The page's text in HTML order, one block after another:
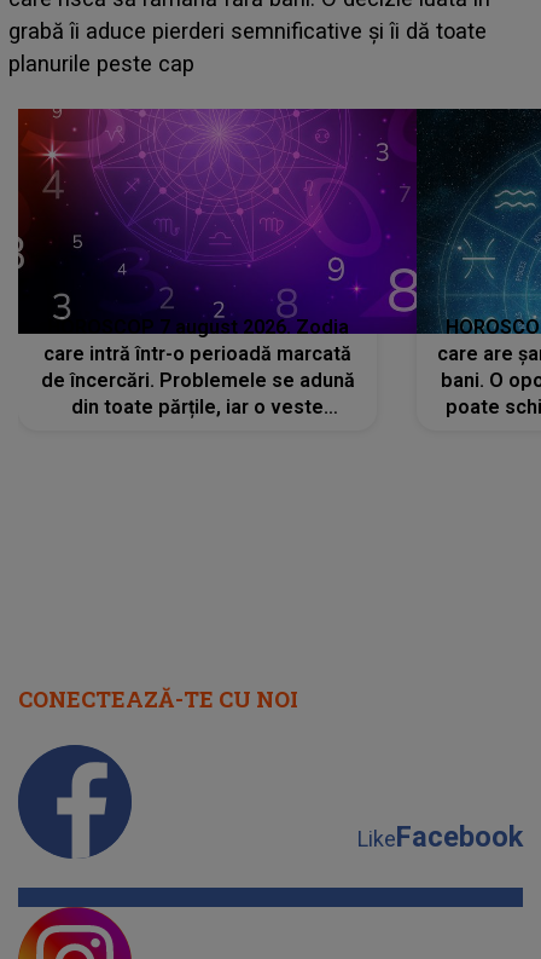
face o MĂRTURISIRE NEAȘTEPTATĂ despre mama
sa: "I-am spus și ei în față, eu nu te iubesc pentru
HOROSCOP 7 august 2026. Zodia
care intră într-o perioadă marcată
de încercări. Problemele se adună
din toate părțile, iar o veste
care are
bani. O
poate
CONECTEAZĂ-TE CU NOI
LikeFacebook